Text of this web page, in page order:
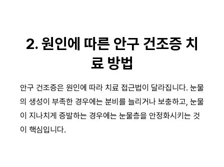
2. 원인에 따른 안구 건조증 치
료 방법
안구 건조증은 원인에 따라 치료 접근법이 달라집니다. 눈물
의 생성이 부족한 경우에는 분비를 늘리거나 보충하고, 눈물
이 지나치게 증발하는 경우에는 눈물층을 안정화시키는 것
이 핵심입니다.